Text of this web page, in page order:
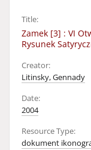
Title:
Zamek [3] : VI
Rysunek
Creator:
Litinsky, Gennady
Date:
2004
Resource Type:
dokument